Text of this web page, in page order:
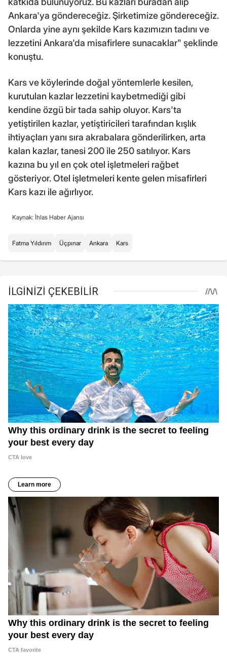
Ankara'ya göndereceğiz. Şirketimize göndereceğiz.
Onlarda yine aynı şekilde Kars kazımızın tadını ve
lezzetini Ankara'da misafirlere sunacaklar" şeklinde
konuştu.
Kars ve köylerinde doğal yöntemlerle kesilen,
kurutulan kazlar lezzetini kaybetmediği gibi
kendine özgü bir tada sahip oluyor. Kars'ta
yetiştirilen kazlar, yetiştiricileri tarafından kışlık
ihtiyaçları yanı sıra akrabalara gönderilirken, arta
kalan kazlar, tanesi 200 ile 250 satılıyor. Kars
kazına bu yıl en çok otel işletmeleri rağbet
gösteriyor. Otel işletmeleri kente gelen misafirleri
Kars kazı ile ağırlıyor.
Kaynak: İhlas Haber Ajansı
Fatma Yıldırım Üçpınar Ankara Kars